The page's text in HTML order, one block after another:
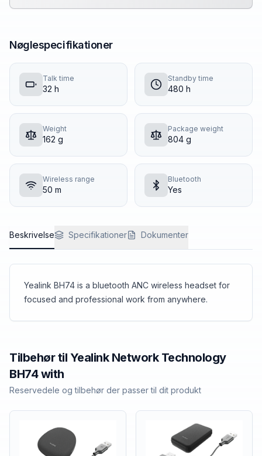
Nøglespecifikationer
Talk time
32 h
Standby time
480 h
Weight
162 g
Package weight
804 g
Wireless range
50 m
Bluetooth
Yes
Beskrivelse Specifikationer Dokumenter
Yealink BH74 is a bluetooth ANC wireless headset for
focused and professional work from anywhere.
Tilbehør til Yealink Network Technology
BH74 with
Reservedele og tilbehør der passer til dit produkt